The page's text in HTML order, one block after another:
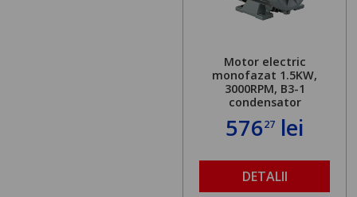
Motor electric
monofazat 1.5KW,
3000RPM, B3-1
condensator
57627 lei
DETALII